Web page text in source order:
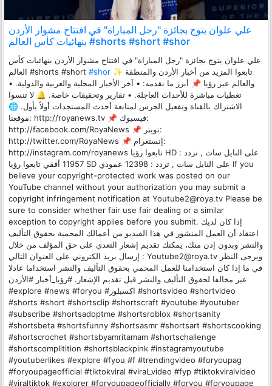
علي علوان يتوج بجائزة "رجل المباراة" في افتتاح مشوار الأردن
بنهائيات كأس العالم #shorts #short #shor
علي علوان يتوج بجائزة "رجل المباراة" في افتتاح مشوار الأردن بنهائيات كأس
العالم #shorts #short #shor ✨ تابعوا المزيد من أخبار الأردن والمنطقة
والعالم عبر رؤيا 📌 أبرز ما نقدمه: • آخر الأخبار المحلية والعربية والدولية. •
تغطيات مباشرة للأحداث العاجلة. • تقارير وتحقيقات خاصة. 🔔 لا تنسوا
الاشتراك بالقناة وتفعيل الجرس لمتابعة أحدث المستجدات أولاً بأول. 🌐
موقعنا: http://royanews.tv 📌 فيسبوك:
http://facebook.com/RoyaNews 📌 تويتر:
http://twitter.com/RoyaNews 📌 إنستغرام:
http://instagram.com/royanews تابعوا رؤيا HD على النايل سات , تردد :
11957 أفقي تابعوا رؤيا SD على النايل سات , تردد : 12398 عمودي If you
believe your copyright-protected work was posted on our
YouTube channel without your authorization you may submit a
copyright infringement notification at Youtube2@roya.tv Please be
sure to consider whether fair use fair dealing or a similar
exception to copyright applies before you submit. إذا كان لديك
اعتقاد أن العمل المنشور في هذا الفيديو من أعمالك المحمية بحقوق التأليف
والنشر وبدون إذن منك، يمكنك تقديم إشعار التعدي على حق المؤلف من خلال
إرسال بريد الكتروني على العنوان التالي : Youtube2@roya.tv ويرجى النظر
في ما إذا كان استخدامنا للعمل المحمي بحقوق التأليف والنشر استخداما عادلا
غير مخالفا لحقوق التأليف والنشر قبل تقديم الإشعار. #رؤيا_أخبار #الأردن
#explore #news #foryou #اكسبلور #shortsvideo #shortvideo
#shorts #short #shortsclip #shortscraft #youtube #youtuber
#subscribe #shortsadoptme #shortsroblox #shortsanity
#shortsbeta #shortsfunny #shortsasmr #shortsart #shortscooking
#shortscrochet #shortsbyamritamam #shortschallenge
#shortscomplitition #shortsblackpink #instagramyoutube
#youtuberlikes #explore #fyou #f #trendingvideo #foryoupag
#foryoupageofficial #tiktokviral #viral_video #fyp #tiktokviralvideo
#viraltiktok #explorer #foryoupageofficially #foryou #foryoupage